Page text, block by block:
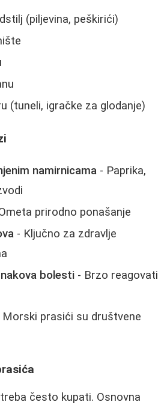
(piljevina, peškirići)
(tuneli, igračke za glodanje)
namirnicama - Paprika,
prirodno ponašanje
- Ključno za zdravlje
bolesti - Brzo reagovati
Morski prasići su društvene
često kupati. Osnovna